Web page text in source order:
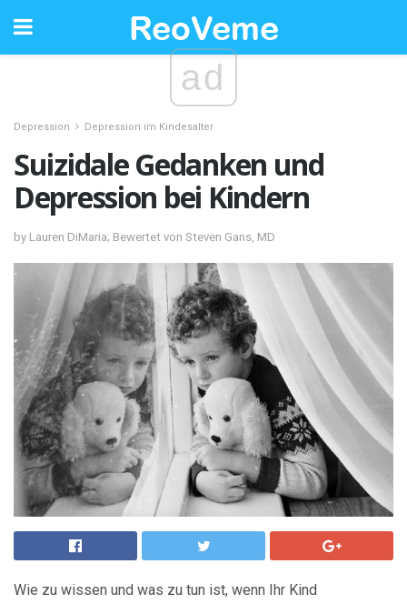
ad
Depression Depression im Kindesalter
Suizidale Gedanken und
Depression bei Kindern
by Lauren DiMaria; Bewertet von Steven Gans, MD
Wie zu wissen und was zu tun ist, wenn Ihr Kind